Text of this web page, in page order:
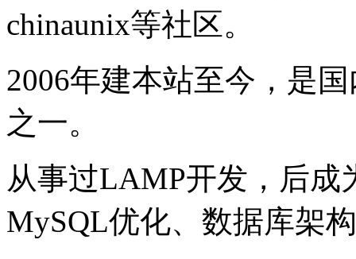
chinaunix等社区。
2006年建本站至今，是
之一。
从事过LAMP开发，后成
MySQL优化、数据库架